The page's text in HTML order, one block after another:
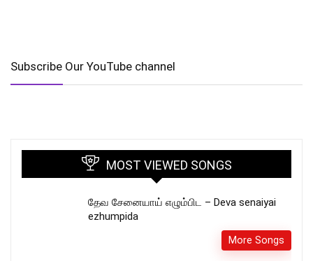
Subscribe Our YouTube channel
MOST VIEWED SONGS
தேவ சேனையாய் எழும்பிட – Deva senaiyai
ezhumpida
More Songs